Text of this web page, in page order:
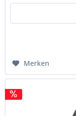
Merken